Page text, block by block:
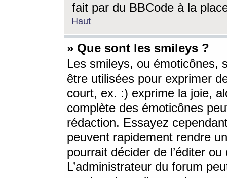
fait par du BBCode à la
Haut
» Que sont les smileys ?
Les smileys, ou émoticônes,
être utilisées pour exprimer
court, ex. :) exprime la joie,
complète des émoticônes
rédaction. Essayez
peuvent rapidement rendre
pourrait décider de l’éditer
L’administrateur du forum